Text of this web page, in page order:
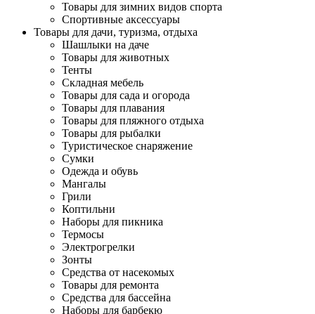
Товары для зимних видов спорта
Спортивные аксессуары
Товары для дачи, туризма, отдыха
Шашлыки на даче
Товары для животных
Тенты
Складная мебель
Товары для сада и огорода
Товары для плавания
Товары для пляжного отдыха
Товары для рыбалки
Туристическое снаряжение
Сумки
Одежда и обувь
Мангалы
Грили
Коптильни
Наборы для пикника
Термосы
Электрогрелки
Зонты
Средства от насекомых
Товары для ремонта
Средства для бассейна
Наборы для барбекю